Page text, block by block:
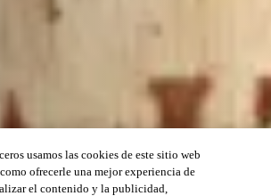
usamos las cookies de este sitio web
ofrecerle una mejor experiencia de
el contenido y la publicidad,